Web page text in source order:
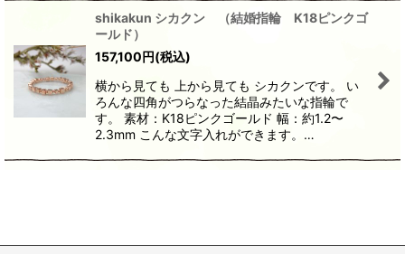
shikakun シカクン （結婚指輪 K18ピンクゴ
ールド）
157,100円(税込)
横から見ても 上から見ても シカクンです。 い
ろんな四角がつらなった結晶みたいな指輪で
す。 素材：K18ピンクゴールド 幅：約1.2〜
2.3mm こんな文字入れができます。…